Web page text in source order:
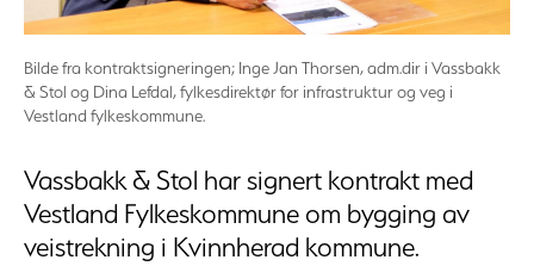
Bilde fra kontraktsigneringen; Inge Jan Thorsen, adm.dir i Vassbakk
& Stol og Dina Lefdal, fylkesdirektør for infrastruktur og veg i
Vestland fylkeskommune.
Vassbakk & Stol har signert kontrakt med
Vestland Fylkeskommune om bygging av
veistrekning i Kvinnherad kommune.